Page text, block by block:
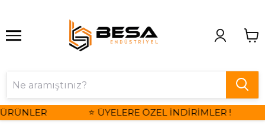
⭐ ÜYELERE ÖZEL İNDİRİMLER !